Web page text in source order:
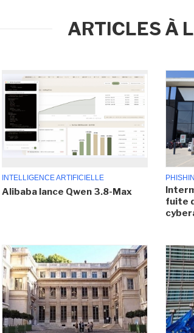
ARTICLES À
INTELLIGENCE ARTIFICIELLE
Alibaba lance Qwen 3.8-Max
fuite